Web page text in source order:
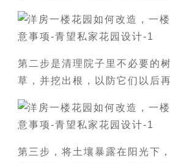
第二步是清理院子里不必要的
草，并挖出根，以防它们以后
第三步，将土壤暴露在阳光下